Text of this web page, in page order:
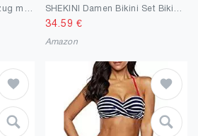
34.59 €
Amazon